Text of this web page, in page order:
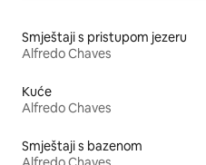
Smještaji s pristupom jezeru
Alfredo Chaves
Kuće
Alfredo Chaves
Smještaji s bazenom